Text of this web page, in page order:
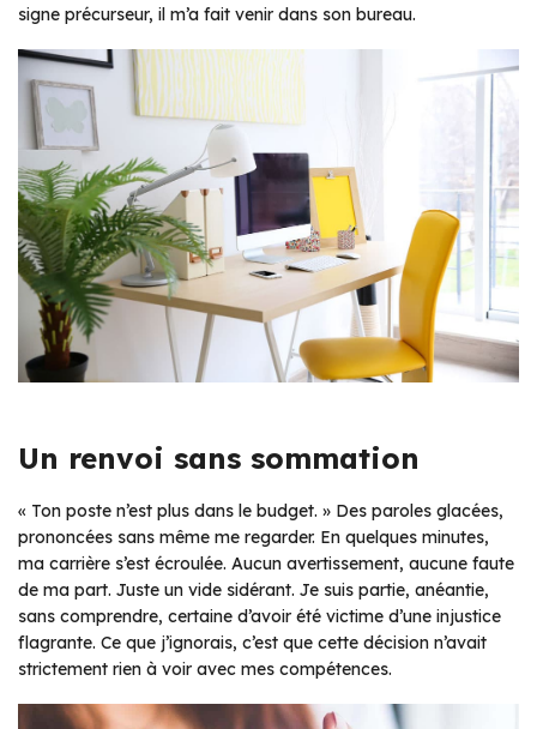
signe précurseur, il m’a fait venir dans son bureau.
Un renvoi sans sommation
« Ton poste n’est plus dans le budget. » Des paroles glacées,
prononcées sans même me regarder. En quelques minutes,
ma carrière s’est écroulée. Aucun avertissement, aucune faute
de ma part. Juste un vide sidérant. Je suis partie, anéantie,
sans comprendre, certaine d’avoir été victime d’une injustice
flagrante. Ce que j’ignorais, c’est que cette décision n’avait
strictement rien à voir avec mes compétences.